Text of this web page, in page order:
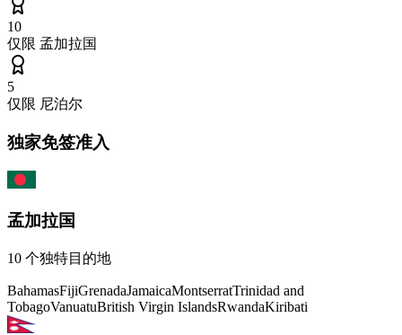
10
仅限 孟加拉国
5
仅限 尼泊尔
独家免签准入
孟加拉国
10 个独特目的地
BahamasFijiGrenadaJamaicaMontserratTrinidad and
TobagoVanuatuBritish Virgin IslandsRwandaKiribati